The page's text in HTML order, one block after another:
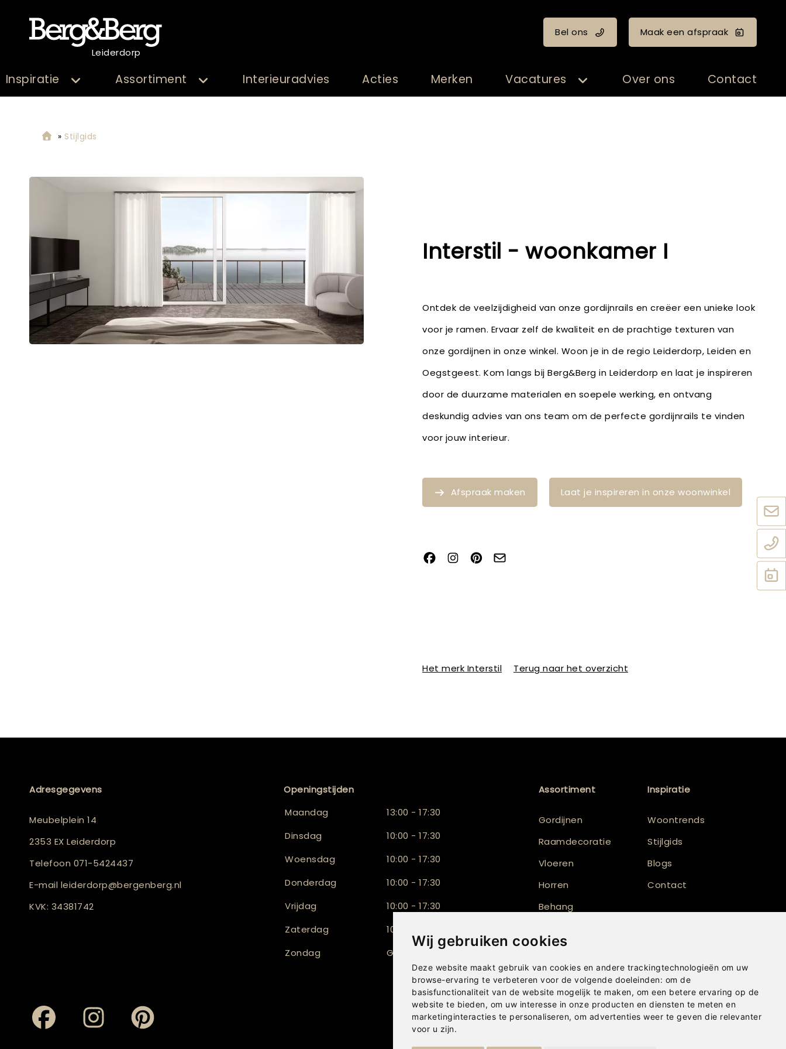
Wij gebruiken cookies
Deze website maakt gebruik van cookies en andere trackingtechnologieën om uw
browse-ervaring te verbeteren voor de volgende doeleinden: om de
basisfunctionaliteit van de website mogelijk te maken, om een betere ervaring op de
website te bieden, om uw interesse in onze producten en diensten te meten en
marketinginteracties te personaliseren, om advertenties weer te geven die relevanter
voor u zijn.
Leiderdorp
Bel ons Maak een afspraak
Inspiratie Assortiment Interieuradvies Acties Merken Vacatures Over ons Contact
» Stijlgids
Interstil - woonkamer I
Ontdek de veelzijdigheid van onze gordijnrails en creëer een unieke look
voor je ramen. Ervaar zelf de kwaliteit en de prachtige texturen van
onze gordijnen in onze winkel. Woon je in de regio Leiderdorp, Leiden en
Oegstgeest. Kom langs bij Berg&Berg in Leiderdorp en laat je inspireren
door de duurzame materialen en soepele werking, en ontvang
deskundig advies van ons team om de perfecte gordijnrails te vinden
voor jouw interieur.
Afspraak maken Laat je inspireren in onze woonwinkel
Het merk Interstil Terug naar het overzicht
Adresgegevens
Meubelplein 14
2353 EX Leiderdorp
Telefoon 071-5424437
E-mail leiderdorp@bergenberg.nl
KVK: 34381742
Openingstijden
Maandag
13:00 - 17:30
Dinsdag
10:00 - 17:30
Woensdag
10:00 - 17:30
Donderdag
10:00 - 17:30
Vrijdag
10:00 - 17:30
Zaterdag
10:00 - 17:00
Zondag
Gesloten
Assortiment
Gordijnen
Raamdecoratie
Vloeren
Horren
Behang
Shutters
Inspiratie
Woontrends
Stijlgids
Blogs
Contact